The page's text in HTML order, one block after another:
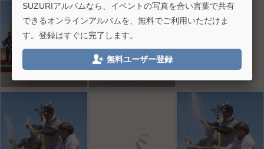
SUZURIアルバムなら、イベントの写真を合い言葉で共有
できるオンラインアルバムを、無料でご利用いただけま
す。登録はすぐに完了します。
 無料ユーザー登録